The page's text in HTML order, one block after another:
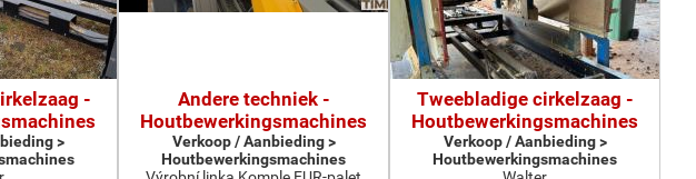
-
>
Andere techniek -
Houtbewerkingsmachines
Verkoop / Aanbieding >
Houtbewerkingsmachines
Tweebladige cirkelzaag -
Houtbewerkingsmachines
Verkoop / Aanbieding >
Houtbewerkingsmachines